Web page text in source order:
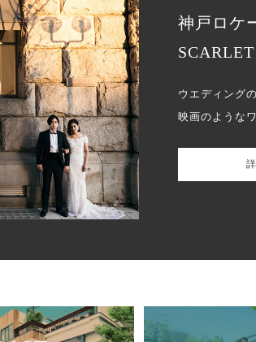
神戸ロケ
ウエディング
映画のような